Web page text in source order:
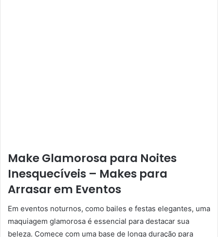
Make Glamorosa para Noites
Inesquecíveis – Makes para
Arrasar em Eventos
Em eventos noturnos, como bailes e festas elegantes, uma
maquiagem glamorosa é essencial para destacar sua
beleza. Comece com uma base de longa duração para